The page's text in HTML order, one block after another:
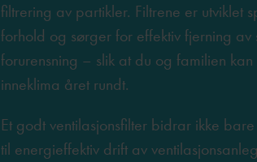
filtrering av partikler. Filtrene er utviklet
forhold og sørger for effektiv fjerning av
forurensning – slik at du og familien kan
inneklima året rundt.
Et godt ventilasjonsfilter bidrar ikke
til energieffektiv drift av